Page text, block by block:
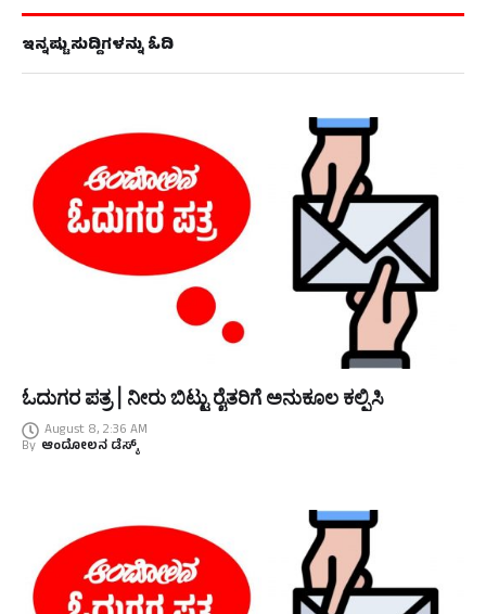
ಇನ್ನಷ್ಟು ಸುದ್ದಿಗಳನ್ನು ಓದಿ
ಓದುಗರ ಪತ್ರ | ನೀರು ಬಿಟ್ಟು ರೈತರಿಗೆ ಅನುಕೂಲ ಕಲ್ಪಿಸಿ
August 8, 2:36 AM
By ಆಂದೋಲನ ಡೆಸ್ಕ್